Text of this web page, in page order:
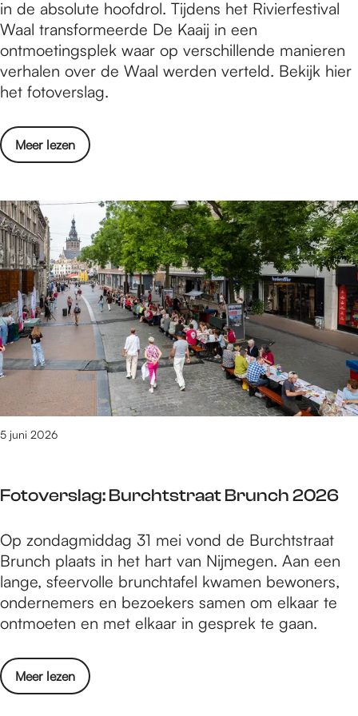
t
a
r
t
!
b
i
t
H
o
e
2
6
o
t
o
v
e
s
l
R
i
v
e
r
f
e
s
i
v
l
W
a
l
2
0
2
in de absolute hoofdrol. Tijdens het Rivierfestival
Waal transformeerde De Kaaij in een
ontmoetingsplek waar op verschillende manieren
verhalen over de Waal werden verteld. Bekijk hier
het fotoverslag.
Meer lezen
o
v
r
F
o
t
o
v
e
s
a
g
v
e
r
f
e
s
i
v
Fotoverslag: Burchtstraat Brunch 2026
5 juni 2026
F
o
t
o
v
r
s
Op zondagmiddag 31 mei vond de Burchtstraat
Brunch plaats in het hart van Nijmegen. Aan een
lange, sfeervolle brunchtafel kwamen bewoners,
ondernemers en bezoekers samen om elkaar te
ontmoeten en met elkaar in gesprek te gaan.
Meer lezen
o
v